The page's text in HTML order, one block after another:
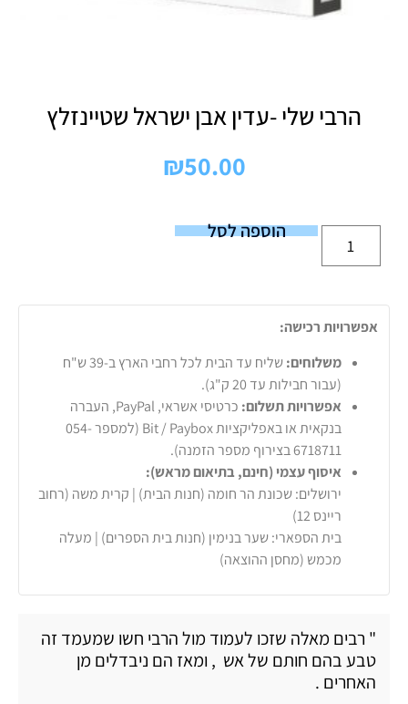
הרבי שלי -עדין אבן ישראל שטיינזלץ
₪50.00
הוספה לסל
אפשרויות רכישה:
משלוחים:
שליח עד הבית לכל רחבי הארץ ב-39 ש"ח
(עבור חבילות עד 20 ק"ג).
אפשרויות תשלום:
כרטיסי אשראי, PayPal, העברה
בנקאית או באפליקציות Bit / Paybox (למספר 054-
6718711 בצירוף מספר הזמנה).
איסוף עצמי (חינם, בתיאום מראש):
ירושלים: שכונת הר חומה (חנות הבית) | קרית משה (רחוב
ריינס 12)
בית הספארי: שער בנימין (חנות בית הספרים) | מעלה
מכמש (מחסן ההוצאה)
" רבים מאלה שזכו לעמוד מול הרבי חשו שמעמד זה
טבע בהם חותם של אש , ומאז הם ניבדלים מן
האחרים .